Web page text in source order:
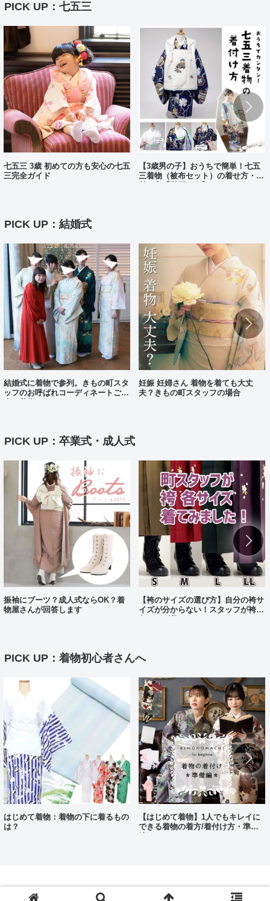
PICK UP：七五三
七五三 3歳 初めての方も安心の七五
三完全ガイド
【3歳男の子】おうちで簡単！七五
三着物（被布セット）の着せ方・着
PICK UP：結婚式
結婚式に着物で参列。きもの町スタ
ッフのお呼ばれコーディネートご紹
妊娠 妊婦さん 着物を着ても大丈
夫？きもの町スタッフの場合
PICK UP：卒業式・成人式
振袖にブーツ？成人式ならOK？着
物屋さんが回答します
【袴のサイズの選び方】自分の袴サ
イズが分からない！スタッフが袴、
PICK UP：着物初心者さんへ
はじめて着物：着物の下に着るもの
は？
【はじめて着物】1人でもキレイに
できる着物の着方/着付け方・準備